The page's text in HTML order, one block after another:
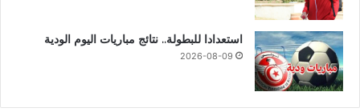
استعدادا للبطولة.. نتائج مباريات اليوم الودية
2026-08-09